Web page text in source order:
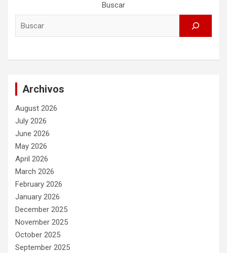
Buscar
Archivos
August 2026
July 2026
June 2026
May 2026
April 2026
March 2026
February 2026
January 2026
December 2025
November 2025
October 2025
September 2025